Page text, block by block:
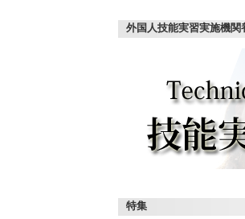
外国人技能実習実施機関
特集